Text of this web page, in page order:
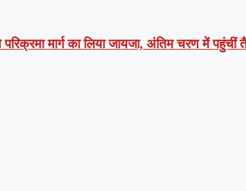
मार्ग का लिया जायजा, अंतिम चरण में पहुंचीं